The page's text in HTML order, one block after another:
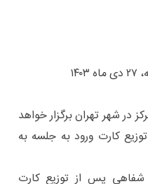
در شهر تهران برگزار خواهد
کارت ورود به جلسه به
شفاهی پس از توزیع کارت